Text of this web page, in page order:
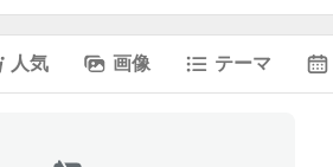
人気 画像 テーマ